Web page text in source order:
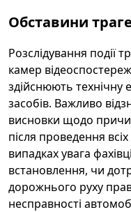
Обставини
Розслідування події
камер
здійснюють технічну
засобів. Важливо
висновки щодо
після проведення
випадках увага
встановлення, чи
дорожнього руху
несправності